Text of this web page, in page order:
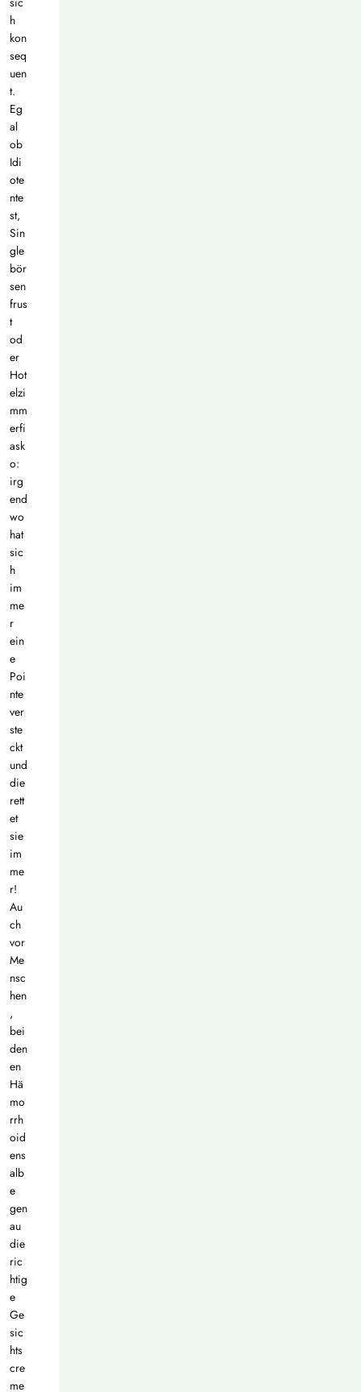
h
kon
seq
uen
t.
Eg
al
ob
Idi
ote
nte
st,
Sin
gle
bör
sen
frus
t
od
er
Hot
elzi
mm
erfi
ask
o:
irg
end
wo
hat
sic
h
im
me
r
ein
e
Poi
nte
ver
ste
ckt
und
die
rett
et
sie
im
me
r!
Au
ch
vor
Me
nsc
hen
,
bei
den
en
Hä
mo
rrh
oid
ens
alb
e
gen
au
die
ric
htig
e
Ge
sic
hts
cre
me